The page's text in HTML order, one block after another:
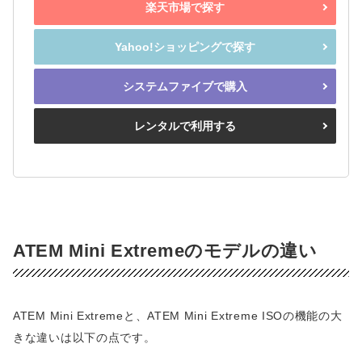
楽天市場で探す
Yahoo!ショッピングで探す
システムファイブで購入
レンタルで利用する
ATEM Mini Extremeのモデルの違い
ATEM Mini Extremeと、ATEM Mini Extreme ISOの機能の大
きな違いは以下の点です。